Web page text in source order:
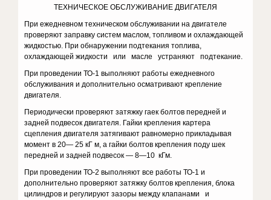
ТЕХНИЧЕСКОЕ ОБСЛУЖИВАНИЕ ДВИГАТЕЛЯ
При ежедневном техническом обслуживании на двигателе
проверяют заправку систем маслом, топливом и охлаждающей
жидкостью. При обнаружении подтекания топлива,
охлаждающей жидкости или масле устраняют подтекание.
При проведении ТО-1 выполняют работы ежедневного
обслуживания и дополнительно осматривают крепление
двигателя.
Периодически проверяют затяжку гаек болтов передней и
задней подвесок двигателя. Гайки крепления картера
сцепления двигателя затягивают равномерно прикладывая
момент в 20— 25 кГ м, а гайки болтов крепления поду шек
передней и задней подвесок — 8—10 кГм.
При проведении ТО-2 выполняют все работы ТО-1 и
дополнительно проверяют затяжку болтов крепления, блока
цилиндров и регулируют зазоры между клапанами и